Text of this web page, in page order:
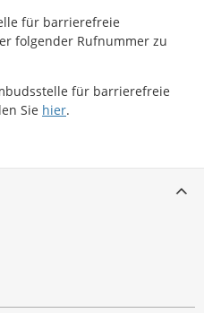
für barrierefreie
folgender Rufnummer zu
für barrierefreie
Sie hier.